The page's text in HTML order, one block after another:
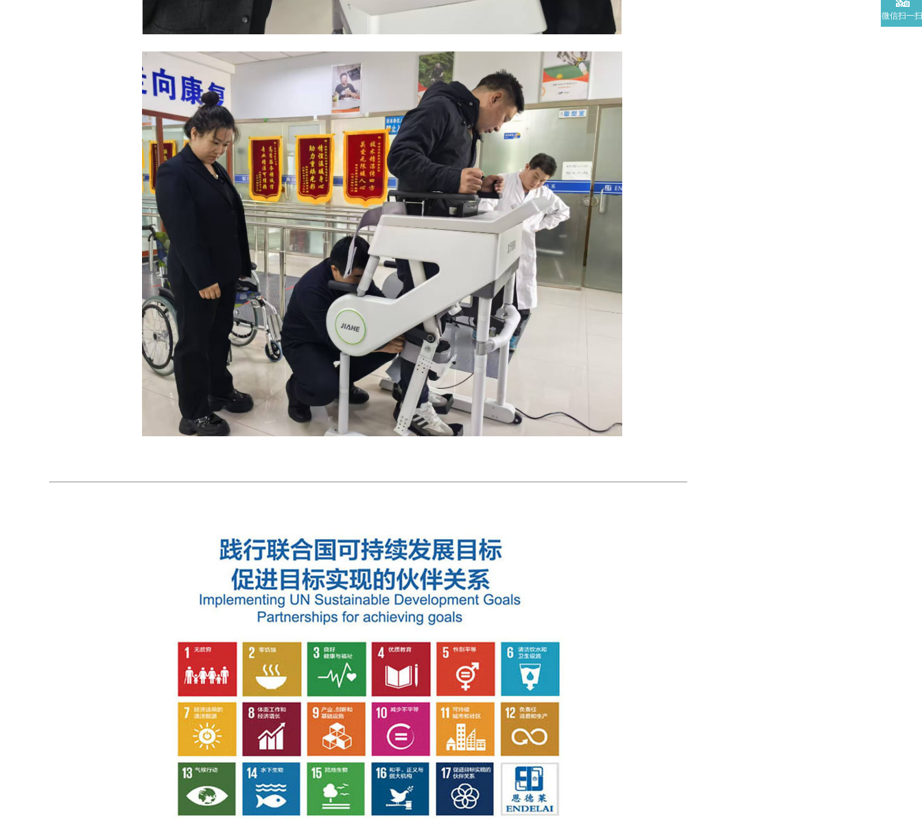
微信扫一扫